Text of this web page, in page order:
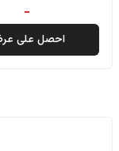
-
احصل على